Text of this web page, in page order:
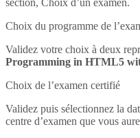
section, Choix d’un examen.
Choix du programme de
Validez votre choix à deux
Programming in HTML5
Choix de l’examen certifié
Validez puis sélectionnez la
centre d’examen que vous